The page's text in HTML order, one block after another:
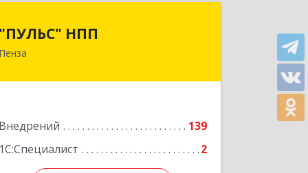
"ПУЛЬС" НПП
Пенза
Внедрений
139
1С:Специалист
2